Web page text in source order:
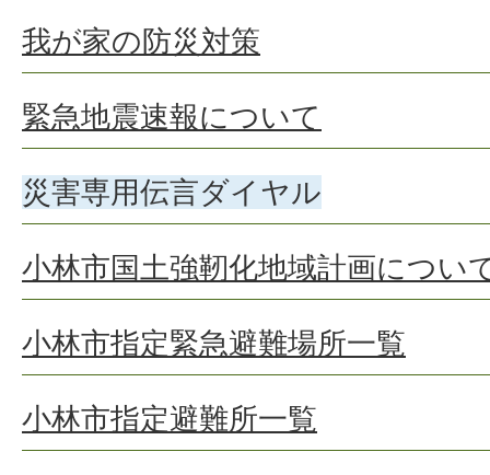
我が家の防災対策
緊急地震速報について
災害専用伝言ダイヤル
小林市国土強靭化地域計画につい
小林市指定緊急避難場所一覧
小林市指定避難所一覧